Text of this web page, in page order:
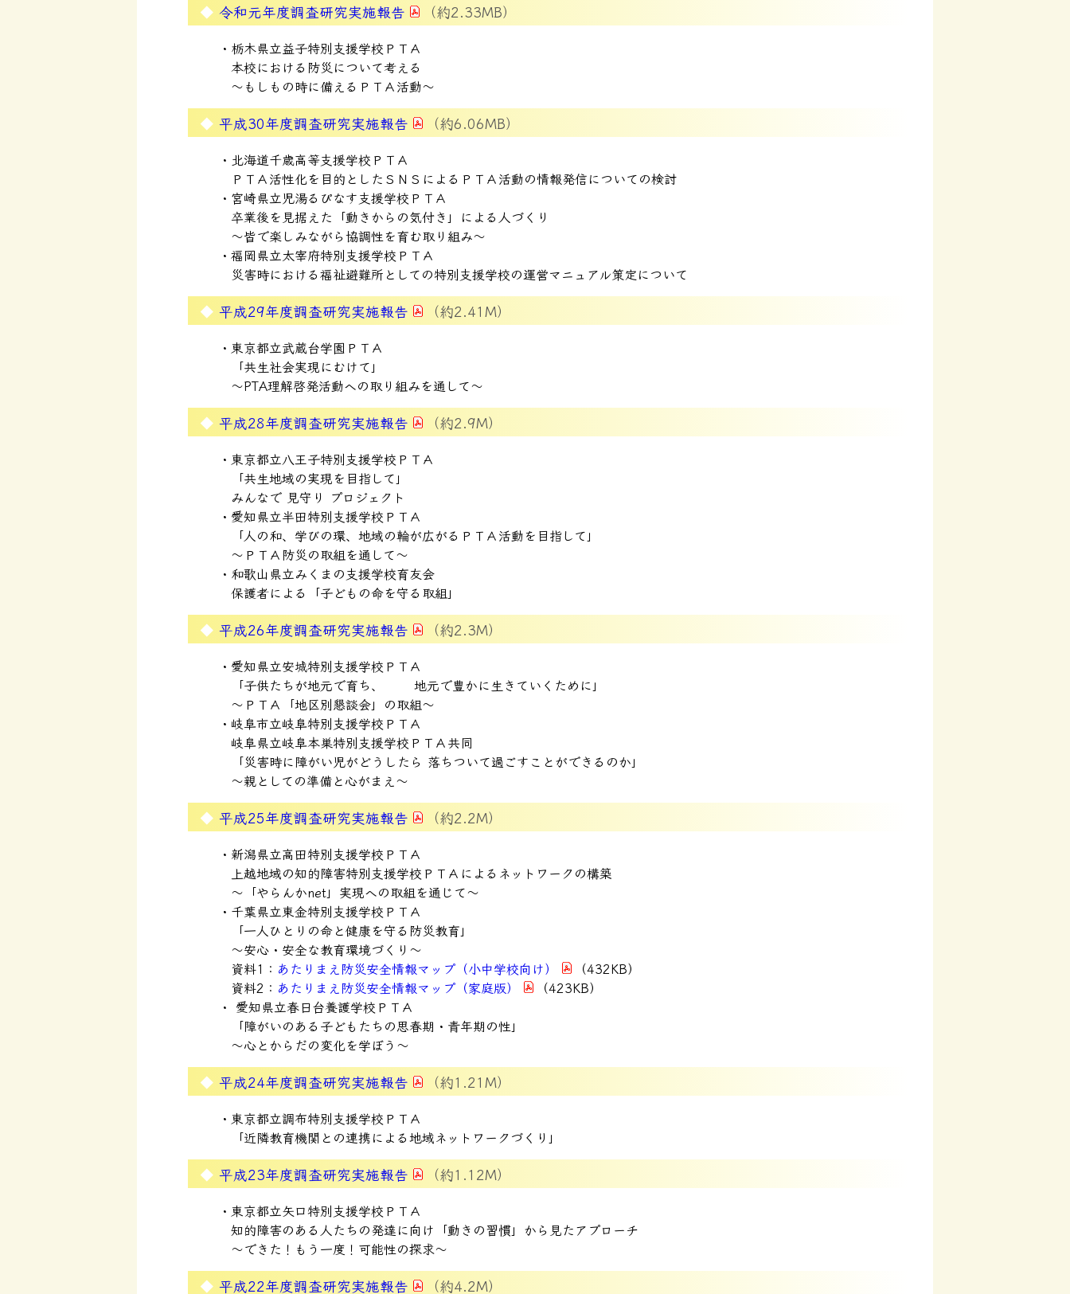
令和元年度調査研究実施報告 （約2.33MB）
栃木県立益子特別支援学校ＰＴＡ
本校における防災について考える
～もしもの時に備えるＰＴＡ活動～
平成30年度調査研究実施報告 （約6.06MB）
北海道千歳高等支援学校ＰＴＡ
ＰＴＡ活性化を目的としたＳＮＳによるＰＴＡ活動の情報発信についての検討
宮崎県立児湯るぴなす支援学校ＰＴＡ
卒業後を見据えた「動きからの気付き」による人づくり
～皆で楽しみながら協調性を育む取り組み～
福岡県立太宰府特別支援学校ＰＴＡ
災害時における福祉避難所としての特別支援学校の運営マニュアル策定について
平成29年度調査研究実施報告 （約2.41M）
東京都立武蔵台学園ＰＴＡ
「共生社会実現にむけて」
～PTA理解啓発活動への取り組みを通して～
平成28年度調査研究実施報告 （約2.9M）
東京都立八王子特別支援学校ＰＴＡ
「共生地域の実現を目指して」
みんなで 見守り プロジェクト
愛知県立半田特別支援学校ＰＴＡ
「人の和、学びの環、地域の輪が広がるＰＴＡ活動を目指して」
～ＰＴＡ防災の取組を通して～
和歌山県立みくまの支援学校育友会
保護者による「子どもの命を守る取組」
平成26年度調査研究実施報告 （約2.3M）
愛知県立安城特別支援学校ＰＴＡ
「子供たちが地元で育ち、 地元で豊かに生きていくために」
～ＰＴＡ「地区別懇談会」の取組～
岐阜市立岐阜特別支援学校ＰＴＡ
岐阜県立岐阜本巣特別支援学校ＰＴＡ共同
「災害時に障がい児がどうしたら 落ちついて過ごすことができるのか」
～親としての準備と心がまえ～
平成25年度調査研究実施報告 （約2.2M）
新潟県立高田特別支援学校ＰＴＡ
上越地域の知的障害特別支援学校ＰＴＡによるネットワークの構築
～「やらんかnet」実現への取組を通じて～
千葉県立東金特別支援学校ＰＴＡ
「一人ひとりの命と健康を守る防災教育」
～安心・安全な教育環境づくり～
資料1： あたりまえ防災安全情報マップ（小中学校向け）
（432KB）
資料2： あたりまえ防災安全情報マップ（家庭版）
（423KB）
愛知県立春日台養護学校ＰＴＡ
「障がいのある子どもたちの思春期・青年期の性」
～心とからだの変化を学ぼう～
平成24年度調査研究実施報告 （約1.21M）
東京都立調布特別支援学校ＰＴＡ
「近隣教育機関との連携による地域ネットワークづくり」
平成23年度調査研究実施報告 （約1.12M）
東京都立矢口特別支援学校ＰＴＡ
知的障害のある人たちの発達に向け「動きの習慣」から見たアプローチ
～できた！もう一度！可能性の探求～
平成22年度調査研究実施報告 （約4.2M）